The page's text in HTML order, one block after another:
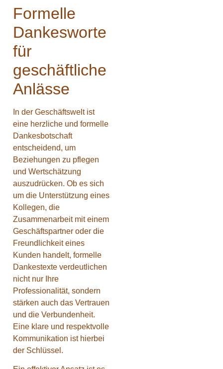
Formelle
Dankesworte
für
geschäftliche
Anlässe
In der Geschäftswelt ist
eine herzliche und formelle
Dankesbotschaft
entscheidend, um
Beziehungen zu pflegen
und Wertschätzung
auszudrücken. Ob es sich
um die Unterstützung eines
Kollegen, die
Zusammenarbeit mit einem
Geschäftspartner oder die
Freundlichkeit eines
Kunden handelt, formelle
Dankestexte verdeutlichen
nicht nur Ihre
Professionalität, sondern
stärken auch das Vertrauen
und die Verbundenheit.
Eine klare und respektvolle
Kommunikation ist hierbei
der Schlüssel.